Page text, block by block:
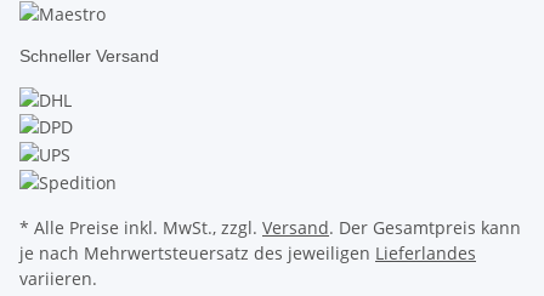
Schneller Versand
* Alle Preise inkl. MwSt., zzgl. Versand. Der Gesamtpreis kann
je nach Mehrwertsteuersatz des jeweiligen Lieferlandes
variieren.